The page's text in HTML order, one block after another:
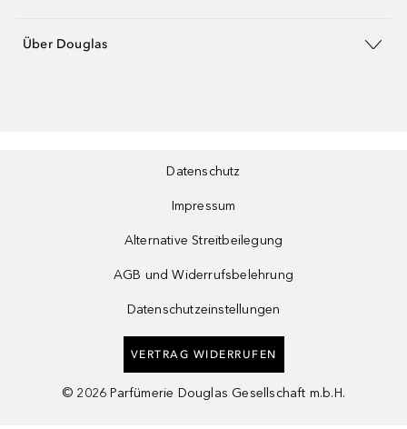
Über Douglas
Datenschutz
Impressum
Alternative Streitbeilegung
AGB und Widerrufsbelehrung
Datenschutzeinstellungen
VERTRAG WIDERRUFEN
© 2026 Parfümerie Douglas Gesellschaft m.b.H.